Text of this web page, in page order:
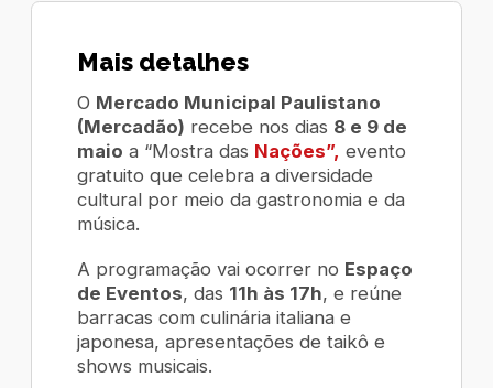
Mais detalhes
O Mercado Municipal Paulistano
(Mercadão) recebe nos dias 8 e 9 de
maio a “Mostra das Nações”, evento
gratuito que celebra a diversidade
cultural por meio da gastronomia e da
música.
A programação vai ocorrer no Espaço
de Eventos, das 11h às 17h, e reúne
barracas com culinária italiana e
japonesa, apresentações de taikô e
shows musicais.